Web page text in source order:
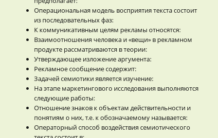
Операциональная модель восприятия текста состоит
из последовательных фаз:
К коммуникативным целям рекламы относятся:
Взаимоотношения человека и «вещи» в рекламном
продукте рассматриваются в теории:
Утверждающее изложение аргумента:
Рекламное сообщение содержит:
Задачей семиотики является изучение:
На этапе маркетингового исследования выполняются
следующие работы:
Отношение знаков к объектам действительности и
понятиям о них, т.е. к обозначаемому называется:
Операторный способ воздействия семиотического